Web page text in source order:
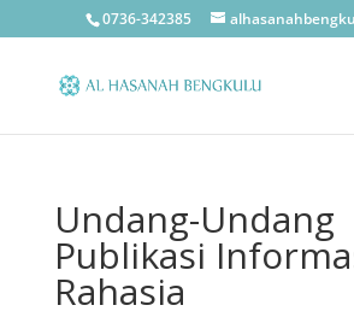
0736-342385
Undang-Undang
Publikasi
Rahasia